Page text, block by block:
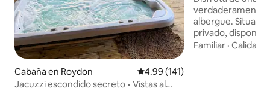
Cabaña en Roydon Calificación promedio: 4.99 de
4.99 (141)
Jacuzzi escondido secreto • Vistas al
verdaderamente
albergue. Situado
privado,
para disfrutar de
Familiar ·Calidad-